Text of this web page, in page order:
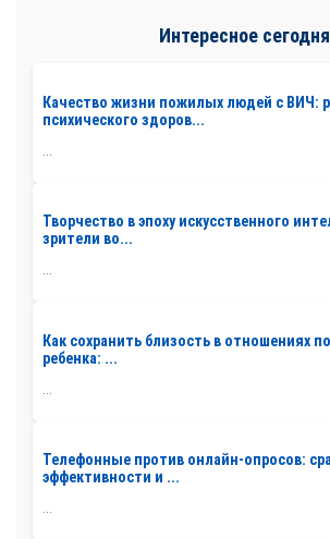
Интересное сегодня
Качество жизни пожилых людей с ВИЧ:
психического здоров...
Творчество в эпоху искусственного
зрители во...
...
Как сохранить близость в отношениях
ребенка: ...
Телефонные против онлайн-опросов:
эффективности и ...
...